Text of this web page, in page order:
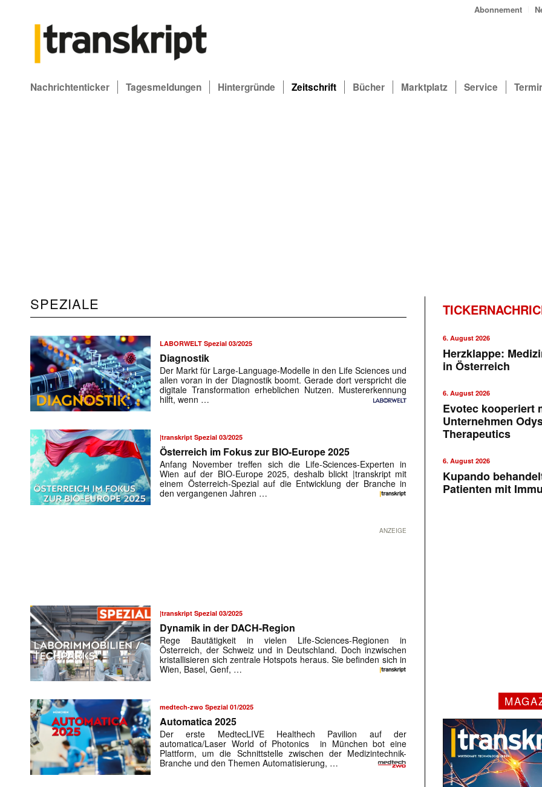
Abonnement
Nachrichtenticker Tagesmeldungen Hintergründe Zeitschrift Bücher Marktplatz Service
SPEZIALE
LABORWELT Spezial 03/2025
Diagnostik
Der Markt für Large-Language-Modelle in den Life Sciences und
allen voran in der Diagnostik boomt. Gerade dort verspricht die
digitale Transformation erheblichen Nutzen. Mustererkennung
hilft, wenn …
|transkript Spezial 03/2025
Österreich im Fokus zur BIO-Europe 2025
Anfang November treffen sich die Life-Sciences-Experten in
Wien auf der BIO-Europe 2025, deshalb blickt |transkript mit
einem Österreich-Spezial auf die Entwicklung der Branche in
den vergangenen Jahren …
ANZEIGE
|transkript Spezial 03/2025
Dynamik in der DACH-Region
Rege Bautätigkeit in vielen Life-Sciences-Regionen in
Österreich, der Schweiz und in Deutschland. Doch inzwischen
kristallisieren sich zentrale Hotspots heraus. Sie befinden sich in
Wien, Basel, Genf, …
medtech-zwo Spezial 01/2025
Automatica 2025
Der erste MedtecLIVE Healthech Pavilion auf der
automatica/Laser World of Photonics in München bot eine
Plattform, um die Schnittstelle zwischen der Medizintechnik-
Branche und den Themen Automatisierung, …
6. August 2026
Herzklappe:
in Österreich
6. August 2026
Evotec kooperiert
Unternehmen
Therapeutics
6. August 2026
Kupando
Patienten mit